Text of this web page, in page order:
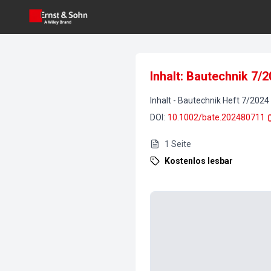
Inhalt: Bautechnik 7/
Inhalt - Bautechnik Heft 7/2024
DOI : 10.1002/bate.202480711
1 Seite
Kostenlos lesbar